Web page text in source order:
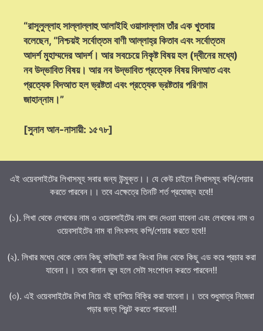
“রাসূলুল্লাহ সাল্লাল্লাহু আলাইহি ওয়াসাল্লাম তাঁর এক খুতবায়
বলেছেন, “নিশ্চয়ই সর্বোত্তম বাণী আল্লাহ্‌র কিতাব এবং সর্বোত্তম
আদর্শ মুহাম্মদের আদর্শ। আর সবচেয়ে নিকৃষ্ট বিষয় হল (দ্বীনের মধ্যে)
নব উদ্ভাবিত বিষয়। আর নব উদ্ভাবিত প্রত্যেক বিষয় বিদআত এবং
প্রত্যেক বিদআত হল ভ্রষ্টতা এবং প্রত্যেক ভ্রষ্টতার পরিণাম
জাহান্নাম।”
[সুনান আন-নাসায়ী: ১৫৭৮]
এই ওয়েবসাইটের লিখাসমূহ সবার জন্য উন্মুক্ত।। যে কেউ চাইলে লিখাসমূহ কপি/শেয়ার
করতে পারবেন।। তবে এক্ষেত্রে তিনটি শর্ত প্রযোজ্য হবে!!
(১). লিখা থেকে লেখকের নাম ও ওয়েবসাইটের নাম বাদ দেওয়া যাবেনা এবং লেখকের নাম ও
ওয়েবসাইটের নাম বা লিংকসহ কপি/শেয়ার করতে হবে!!
(২). লিখার মধ্যে থেকে কোন কিছু কাটছাট করা কিংবা নিজ থেকে কিছু এড করে প্রচার করা
যাবেনা।। তবে বানান ভুল হলে সেটা সংশোধন করতে পারবেন!!
(৩). এই ওয়েবসাইটের লিখা নিয়ে বই ছাপিয়ে বিক্রি করা যাবেনা।। তবে শুধুমাত্র নিজেরা
পড়ার জন্য প্রিন্ট করতে পারবেন!!